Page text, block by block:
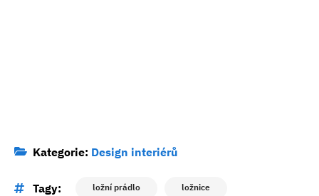
Kategorie: Design interiérů
Tagy: ložní prádlo ložnice